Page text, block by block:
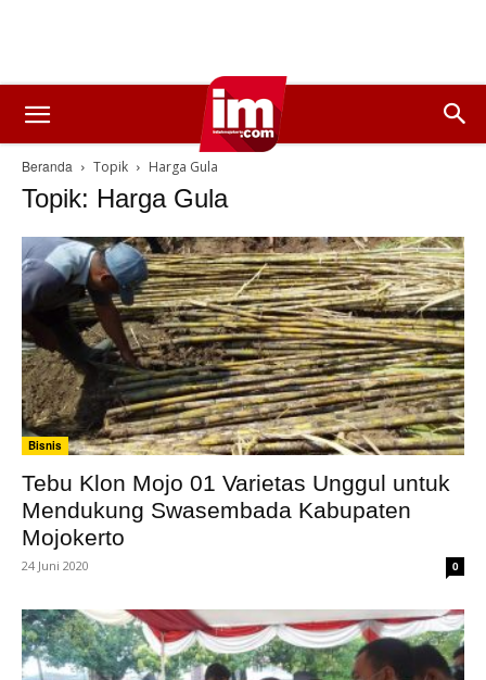
Beranda Topik Harga Gula
Topik: Harga Gula
Bisnis
Tebu Klon Mojo 01 Varietas Unggul untuk
Mendukung Swasembada Kabupaten
Mojokerto
24 Juni 2020 0